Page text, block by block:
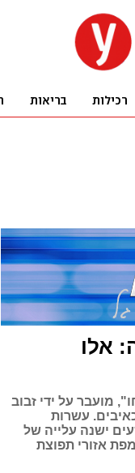
אלו
מועבר על ידי זבוב
עשרות
ישנה עלייה של
מפת אזורי תפוצת